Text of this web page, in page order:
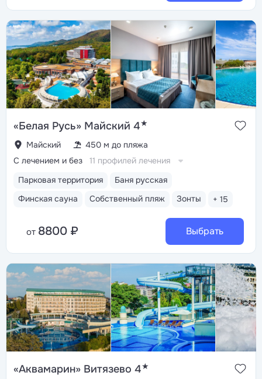
«Белая Русь» Майский 4★
Майский 450 м до пляжа
Парковая территория
Баня русская
Финская сауна
Собственный пляж Зонты + 15
С лечением и без 11 профилей лечения
от 8800 ₽ Выбрать
«Аквамарин» Витязево 4★